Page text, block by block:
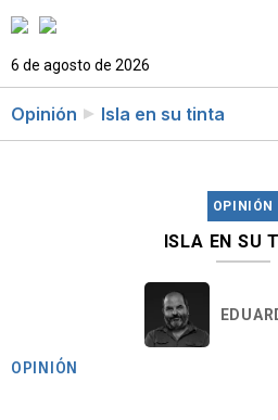
6 de agosto de 2026
Opinión Isla en su tinta
OPINIÓN
ISLA EN SU
OPINIÓN